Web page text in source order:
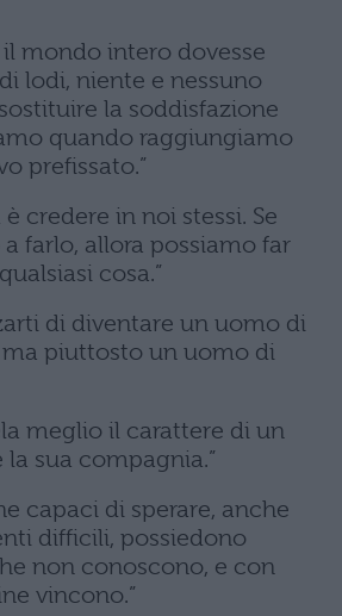
il mondo intero dovesse
lodi, niente e nessuno
la soddisfazione
quando raggiungiamo
prefissato.”
è credere in noi stessi. Se
farlo, allora possiamo far
cosa.”
di diventare un uomo di
ma piuttosto un uomo di
meglio il carattere di un
sua compagnia.”
capaci di sperare, anche
difficili, possiedono
non conoscono, e con
vincono.”